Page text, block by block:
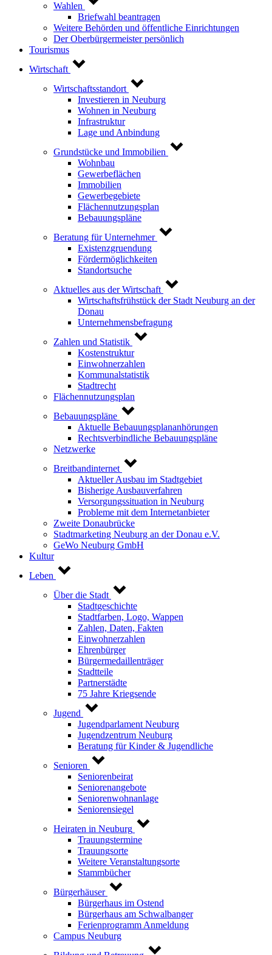
Wahlen
Briefwahl beantragen
Weitere Behörden und öffentliche Einrichtungen
Der Oberbürgermeister persönlich
Tourismus
Wirtschaft
Wirtschaftsstandort
Investieren in Neuburg
Wohnen in Neuburg
Infrastruktur
Lage und Anbindung
Grundstücke und Immobilien
Wohnbau
Gewerbeflächen
Immobilien
Gewerbegebiete
Flächennutzungsplan
Bebauungspläne
Beratung für Unternehmer
Existenzgruendung
Fördermöglichkeiten
Standortsuche
Aktuelles aus der Wirtschaft
Wirtschaftsfrühstück der Stadt Neuburg an der
Donau
Unternehmensbefragung
Zahlen und Statistik
Kostenstruktur
Einwohnerzahlen
Kommunalstatistik
Stadtrecht
Flächennutzungsplan
Bebauungspläne
Aktuelle Bebauungsplananhörungen
Rechtsverbindliche Bebauungspläne
Netzwerke
Breitbandinternet
Aktueller Ausbau im Stadtgebiet
Bisherige Ausbauverfahren
Versorgungssituation in Neuburg
Probleme mit dem Internetanbieter
Zweite Donaubrücke
Stadtmarketing Neuburg an der Donau e.V.
GeWo Neuburg GmbH
Kultur
Leben
Über die Stadt
Stadtgeschichte
Stadtfarben, Logo, Wappen
Zahlen, Daten, Fakten
Einwohnerzahlen
Ehrenbürger
Bürgermedaillenträger
Stadtteile
Partnerstädte
75 Jahre Kriegsende
Jugend
Jugendparlament Neuburg
Jugendzentrum Neuburg
Beratung für Kinder & Jugendliche
Senioren
Seniorenbeirat
Seniorenangebote
Seniorenwohnanlage
Seniorensiegel
Heiraten in Neuburg
Trauungstermine
Trauungsorte
Weitere Veranstaltungsorte
Stammbücher
Bürgerhäuser
Bürgerhaus im Ostend
Bürgerhaus am Schwalbanger
Ferienprogramm Anmeldung
Campus Neuburg